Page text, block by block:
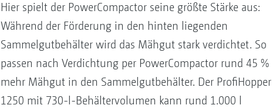
Hier spielt der PowerCompactor seine größte Stärke aus:
Während der Förderung in den hinten liegenden
Sammelgutbehälter wird das Mähgut stark verdichtet. So
passen nach Verdichtung per PowerCompactor rund 45 %
mehr Mähgut in den Sammelgutbehälter. Der ProfiHopper
1250 mit 730-l-Behältervolumen kann rund 1.000 l